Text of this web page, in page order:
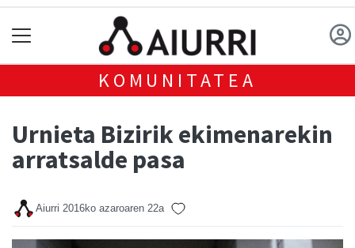
KOMUNITATEA
Urnieta Bizirik ekimenarekin
arratsalde pasa
Aiurri 2016ko azaroaren 22a